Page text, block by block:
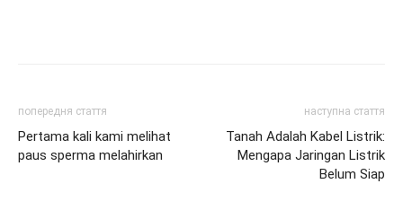
попередня стаття
Pertama kali kami melihat
paus sperma melahirkan
наступна стаття
Tanah Adalah Kabel Listrik:
Mengapa Jaringan Listrik
Belum Siap